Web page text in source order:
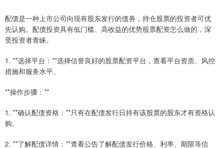
配债是一种上市公司向现有股东发行的债券，持仓股票的投资者可优
先认购。配债投资具有低门槛、高收益的优势股票配资怎么做的，深
受投资者青睐。
1. **选择平台：**选择信誉良好的股票配资平台，查看平台资质、风控
措施和服务水平。
**操作步骤：**
1. **确认配债资格：**只有在配债发行日持有该股票的股东才有资格认
购。
2. **了解配债详情：**查看公告了解配债发行价格、利率、期限等信